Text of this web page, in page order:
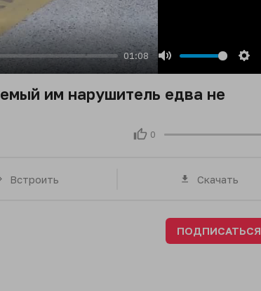
01:08
им нарушитель едва не
0
Встроить Скачать
ПОДПИСАТЬСЯ